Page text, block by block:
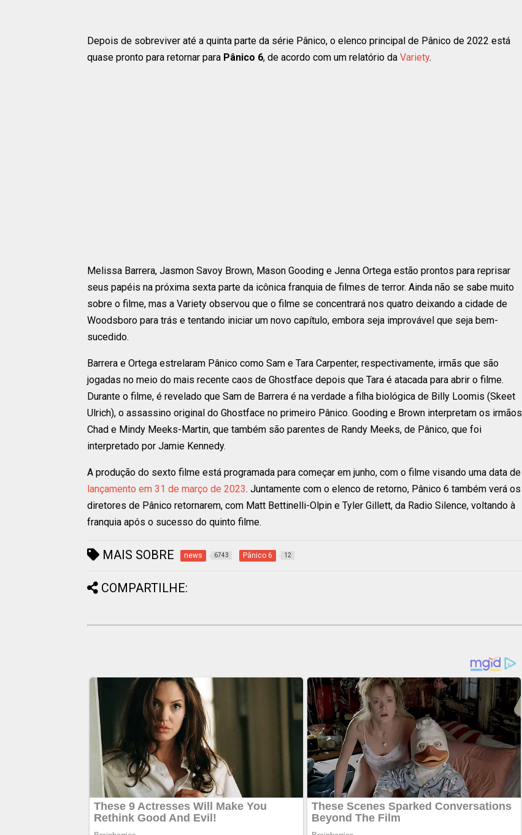
Depois de sobreviver até a quinta parte da série Pânico, o elenco principal de Pânico de 2022 está
quase pronto para retornar para Pânico 6, de acordo com um relatório da Variety.
Melissa Barrera, Jasmon Savoy Brown, Mason Gooding e Jenna Ortega estão prontos para reprisar
seus papéis na próxima sexta parte da icônica franquia de filmes de terror. Ainda não se sabe muito
sobre o filme, mas a Variety observou que o filme se concentrará nos quatro deixando a cidade de
Woodsboro para trás e tentando iniciar um novo capítulo, embora seja improvável que seja bem-
sucedido.
Barrera e Ortega estrelaram Pânico como Sam e Tara Carpenter, respectivamente, irmãs que são
jogadas no meio do mais recente caos de Ghostface depois que Tara é atacada para abrir o filme.
Durante o filme, é revelado que Sam de Barrera é na verdade a filha biológica de Billy Loomis (Skeet
Ulrich), o assassino original do Ghostface no primeiro Pânico. Gooding e Brown interpretam os irmãos
Chad e Mindy Meeks-Martin, que também são parentes de Randy Meeks, de Pânico, que foi
interpretado por Jamie Kennedy.
A produção do sexto filme está programada para começar em junho, com o filme visando uma data de
lançamento em 31 de março de 2023. Juntamente com o elenco de retorno, Pânico 6 também verá os
diretores de Pânico retornarem, com Matt Bettinelli-Olpin e Tyler Gillett, da Radio Silence, voltando à
franquia após o sucesso do quinto filme.
MAIS SOBRE news 6743 Pânico 6 12
COMPARTILHE: